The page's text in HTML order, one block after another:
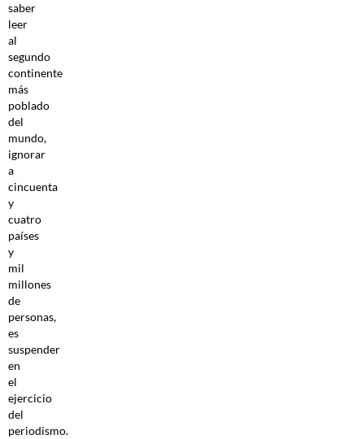
saber
leer
al
segundo
continente
más
poblado
del
mundo,
ignorar
a
cincuenta
y
cuatro
países
y
mil
millones
de
personas,
es
suspender
en
el
ejercicio
del
periodismo.